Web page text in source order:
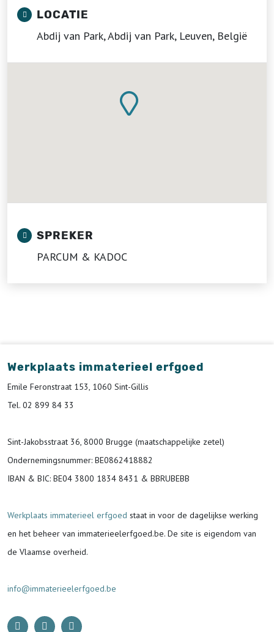
LOCATIE
Abdij van Park, Abdij van Park, Leuven, België
SPREKER
PARCUM & KADOC
Werkplaats immaterieel erfgoed
Emile Feronstraat 153, 1060 Sint-Gillis
Tel. 02 899 84 33
Sint-Jakobsstraat 36, 8000 Brugge (maatschappelijke zetel)
Ondernemingsnummer: BE0862418882
IBAN & BIC: BE04 3800 1834 8431 & BBRUBEBB
Werkplaats immaterieel erfgoed staat in voor de dagelijkse werking
en het beheer van immaterieelerfgoed.be. De site is eigendom van
de Vlaamse overheid.
info@immaterieelerfgoed.be